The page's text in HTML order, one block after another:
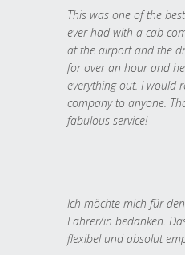
This was one of the
ever had with a cab
at the airport and the
for over an hour and
everything out. I would
company to anyone.
fabulous service!
Ich möchte mich für
Fahrer/in bedanken.
flexibel und absolut